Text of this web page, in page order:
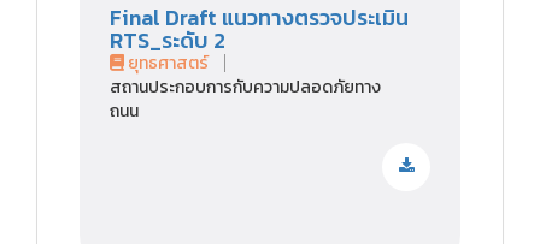
Final Draft แนวทางตรวจประเมิน
RTS_ระดับ 2
ยุทธศาสตร์
สถานประกอบการกับความปลอดภัยทาง
ถนน